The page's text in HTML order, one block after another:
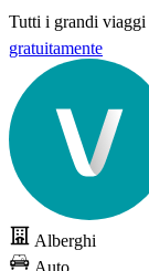
Tutti i grandi viaggi
gratuitamente
Alberghi
Auto